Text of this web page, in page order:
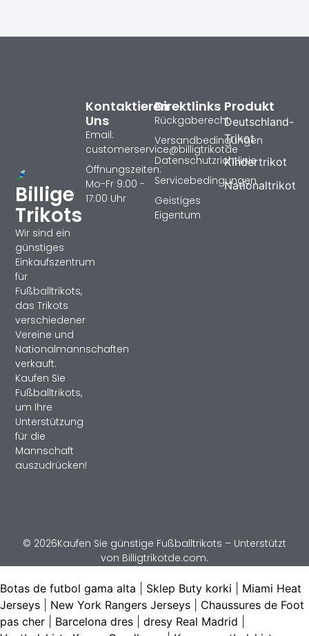
Billige
Trikots
Wir sind ein
günstiges
Einkaufszentrum
für
Fußballtrikots,
das Trikots
verschiedener
Vereine und
Nationalmannschaften
verkauft.
Kaufen Sie
Fußballtrikots,
um Ihre
Unterstützung
für die
Mannschaft
auszudrücken!
Produkt
Deutschland-
Trikot
Kindertrikot
Nationaltrikot
Direktlinks
Rückgaberecht
Versandbedingungen
Datenschutzrichtlinie
Servicebedingungen
Geistiges
Eigentum
Kontaktieren
Uns
Email:
customerservice@billigtrikotde
Öffnungszeiten:
Mo-Fr 9:00 -
17:00 Uhr
© 2026Kaufen Sie günstige Fußballtrikots – Unterstützt
von Billigtrikotde.com.
Botas de futbol gama alta Sklep Buty korki
Miami Heat
Jerseys
New York Rangers Jerseys
Chaussures de Foot
pas cher
Barcelona dres dresy Real Madrid